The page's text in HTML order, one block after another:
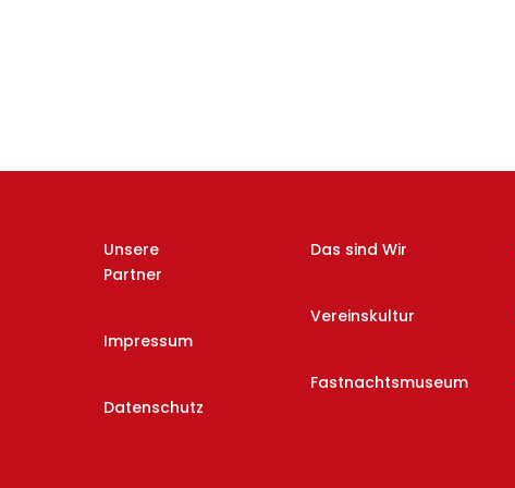
Unsere
Partner
Impressum
Datenschutz
Das sind Wir
Vereinskultur
Fastnachtsmuseum